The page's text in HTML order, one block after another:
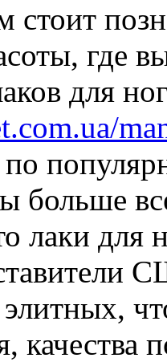
стоит
где
для
по
больше
лаки для
качества